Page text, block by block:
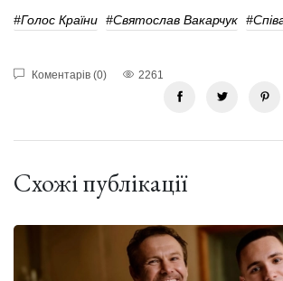
#Голос Країни #святослав Вакарчук
Коментарів (0) 2261
Схожі публікації